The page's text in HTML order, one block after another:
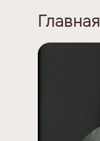
Главная